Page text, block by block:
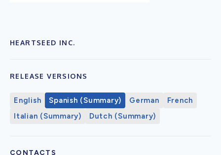
HEARTSEED INC.
RELEASE VERSIONS
English Spanish (Summary) German
French
Italian (Summary)
Dutch (Summary)
CONTACTS